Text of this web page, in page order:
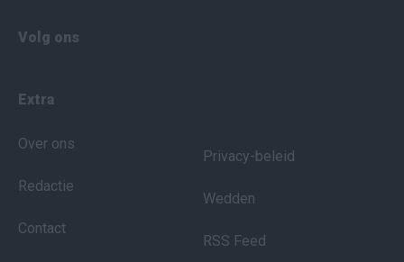
Volg ons
Extra
Over ons
Redactie
Contact
Privacy-beleid
Wedden
RSS Feed